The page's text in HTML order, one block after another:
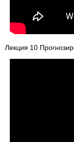
Лекция 10